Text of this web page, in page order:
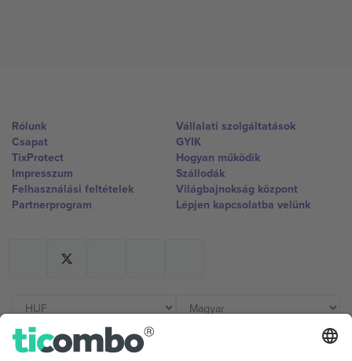
Rólunk
Csapat
TixProtect
Impresszum
Felhasználási feltételek
Partnerprogram
Vállalati szolgáltatások
GYIK
Hogyan működik
Szállodák
Világbajnokság központ
Lépjen kapcsolatba velünk